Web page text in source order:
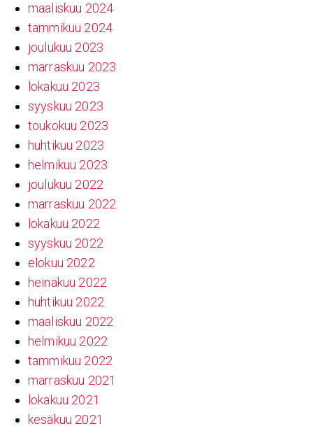
maaliskuu 2024
tammikuu 2024
joulukuu 2023
marraskuu 2023
lokakuu 2023
syyskuu 2023
toukokuu 2023
huhtikuu 2023
helmikuu 2023
joulukuu 2022
marraskuu 2022
lokakuu 2022
syyskuu 2022
elokuu 2022
heinäkuu 2022
huhtikuu 2022
maaliskuu 2022
helmikuu 2022
tammikuu 2022
marraskuu 2021
lokakuu 2021
kesäkuu 2021